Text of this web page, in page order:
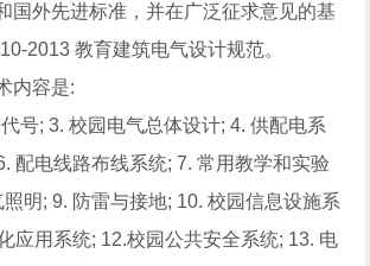
国外先进标准，并在广泛征求意见的基
2013 教育建筑电气设计规范。
内容是:
号; 3. 校园电气总体设计; 4. 供配电系
配电线路布线系统; 7. 常用教学和实验
明; 9. 防雷与接地; 10. 校园信息设施系
应用系统; 12.校园公共安全系统; 13. 电